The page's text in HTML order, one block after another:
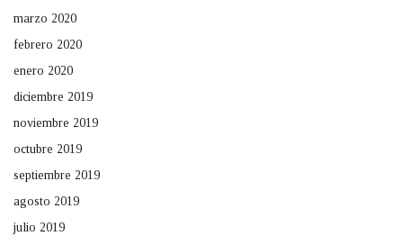
marzo 2020
febrero 2020
enero 2020
diciembre 2019
noviembre 2019
octubre 2019
septiembre 2019
agosto 2019
julio 2019